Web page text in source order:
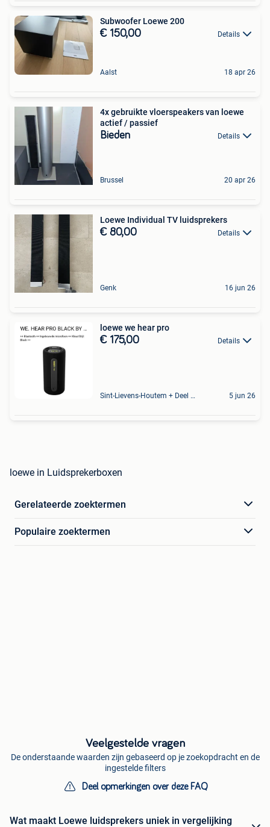
Subwoofer Loewe 200
€ 150,00 Details
Aalst 18 apr 26
4x gebruikte vloerspeakers van loewe
actief / passief
Bieden Details
Brussel 20 apr 26
Loewe Individual TV luidsprekers
€ 80,00 Details
Genk 16 jun 26
loewe we hear pro
€ 175,00 Details
Sint-Lievens-Houtem + Deel Oombergen 5 jun 26
loewe in Luidsprekerboxen
Gerelateerde zoektermen
Populaire zoektermen
Veelgestelde vragen
De onderstaande waarden zijn gebaseerd op je zoekopdracht en de
ingestelde filters
Deel opmerkingen over deze FAQ
Wat maakt Loewe luidsprekers uniek in vergelijking